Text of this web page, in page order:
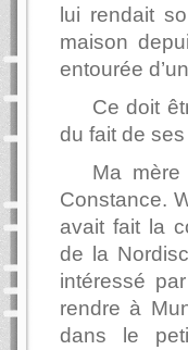
lui rendait
maison
entourée
Ce doit
du fait de
Ma
Constance.
avait fait la
de la
intéressé
rendre à
dans le